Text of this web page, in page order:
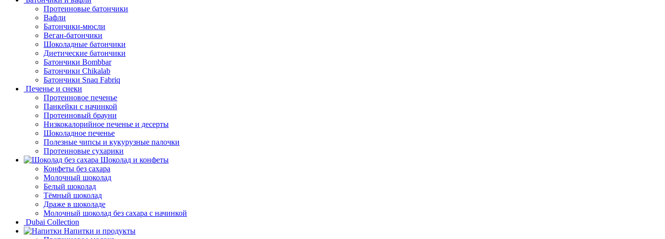
Протеиновые батончики
Вафли
Батончики-мюсли
Веган-батончики
Шоколадные батончики
Диетические батончики
Батончики Bombbar
Батончики Chikalab
Батончики Snaq Fabriq
Печенье и снеки
Протеиновое печенье
Панкейки с начинкой
Протеиновый брауни
Низкокалорийное печенье и десерты
Шоколадное печенье
Полезные чипсы и кукурузные палочки
Протеиновые сухарики
Шоколад и конфеты
Конфеты без сахара
Молочный шоколад
Белый шоколад
Тёмный шоколад
Драже в шоколаде
Молочный шоколад без сахара с начинкой
Dubai Collection
Напитки и продукты